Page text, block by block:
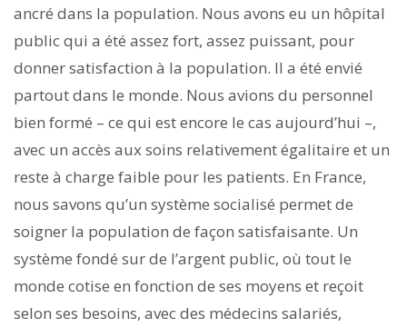
ancré dans la population. Nous avons eu un hôpital
public qui a été assez fort, assez puissant, pour
donner satisfaction à la population. Il a été envié
partout dans le monde. Nous avions du personnel
bien formé – ce qui est encore le cas aujourd’hui –,
avec un accès aux soins relativement égalitaire et un
reste à charge faible pour les patients. En France,
nous savons qu’un système socialisé permet de
soigner la population de façon satisfaisante. Un
système fondé sur de l’argent public, où tout le
monde cotise en fonction de ses moyens et reçoit
selon ses besoins, avec des médecins salariés,